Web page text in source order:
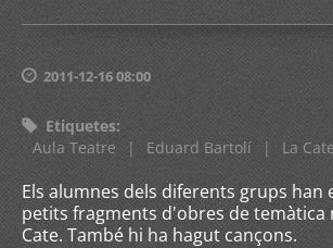
2011-12-16 08:00
Etiquetes:
Aula Teatre
| Eduard Bartolí | La Cate
Els alumnes dels diferents grups han
petits fragments d'obres de temàtica
Cate. També hi ha hagut cançons.